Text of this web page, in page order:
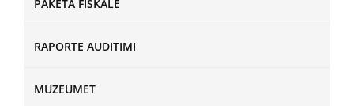
PAKETA FISKALE
RAPORTE AUDITIMI
MUZEUMET